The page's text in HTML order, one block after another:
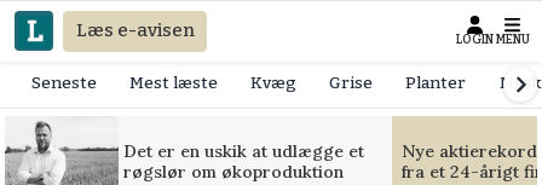
Læs e-avisen LOGIN MENU
Seneste Mest læste Kvæg Grise Planter
Det er en uskik at udlægge et
røgslør om økoproduktion
Nye
fra et 24-årigt